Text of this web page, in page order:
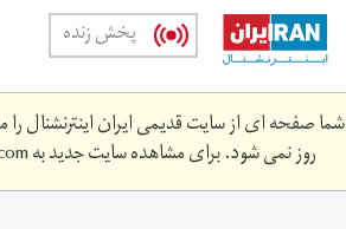
Skip
main
content
پخش زنده
شما صفحه ای از سایت قدیمی ایران اینترنشنال
روز نمی شود. برای مشاهده سایت جدید به